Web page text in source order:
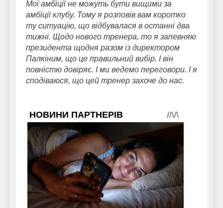
Мої амбіції не можуть бути вищими за
амбіції клубу. Тому я розповів вам коротко
ту ситуацію, що відбувалася в останні два
тижні. Щодо нового тренера, то я запевняю
президента щодня разом із директором
Палкіним, що це правильний вибір. І він
повністю довіряє. І ми ведемо переговори. І я
сподіваюся, що цей тренер захоче до нас.